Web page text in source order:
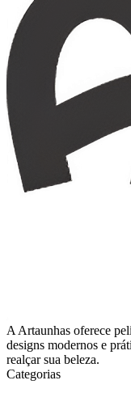
A Artaunhas oferece
designs modernos e
realçar sua beleza.
Categorias